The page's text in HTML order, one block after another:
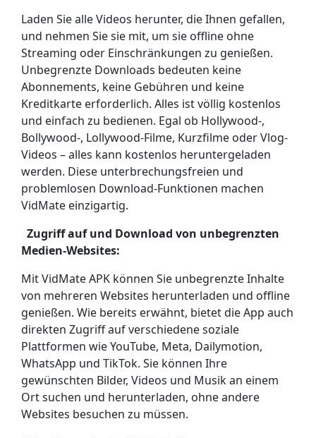
Laden Sie alle Videos herunter, die Ihnen gefallen,
und nehmen Sie sie mit, um sie offline ohne
Streaming oder Einschränkungen zu genießen.
Unbegrenzte Downloads bedeuten keine
Abonnements, keine Gebühren und keine
Kreditkarte erforderlich. Alles ist völlig kostenlos
und einfach zu bedienen. Egal ob Hollywood-,
Bollywood-, Lollywood-Filme, Kurzfilme oder Vlog-
Videos – alles kann kostenlos heruntergeladen
werden. Diese unterbrechungsfreien und
problemlosen Download-Funktionen machen
VidMate einzigartig.
Zugriff auf und Download von unbegrenzten
Medien-Websites:
Mit VidMate APK können Sie unbegrenzte Inhalte
von mehreren Websites herunterladen und offline
genießen. Wie bereits erwähnt, bietet die App auch
direkten Zugriff auf verschiedene soziale
Plattformen wie YouTube, Meta, Dailymotion,
WhatsApp und TikTok. Sie können Ihre
gewünschten Bilder, Videos und Musik an einem
Ort suchen und herunterladen, ohne andere
Websites besuchen zu müssen.